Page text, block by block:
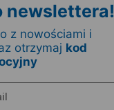
newslettera!
z nowościami i
otrzymaj kod